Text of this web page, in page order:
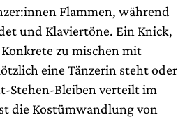
Flammen, während
und Klaviertöne. Ein Knick,
zu mischen mit
eine Tänzerin steht oder
Stehen-Bleiben verteilt im
die Kostümwandlung von